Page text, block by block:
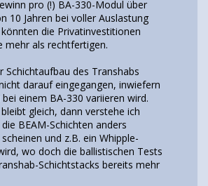
pro (!) BA-330-Modul über
10 Jahren bei voller Auslastung
die Privatinvestitionen
mehr als rechtfertigen.
Schichtaufbau des Transhabs
darauf eingegangen, inwiefern
einem BA-330 variieren wird.
gleich, dann verstehe ich
BEAM-Schichten anders
und z.B. ein Whipple-
wo doch die ballistischen Tests
Schichtstacks bereits mehr